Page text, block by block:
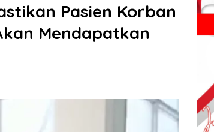
Pasien Korban
Mendapatkan